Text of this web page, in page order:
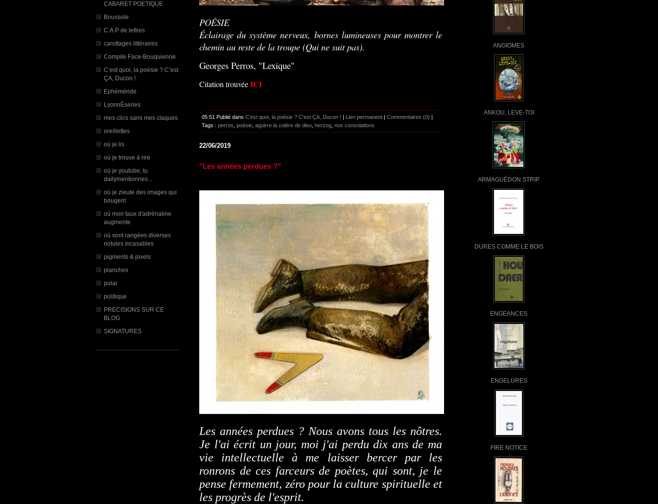
CABARET POETIQUE
Boussole
C.A.P de lettres
carottages littéraires
Compile Face-Bouquienne
C’est quoi, la poésie ? C’est
ÇA, Ducon !
Ephéméride
LyonnÈseries
mes clics sans mes claques
oreillettes
où je lis
où je trouve à rire
où je youtube, tu
dailymentionnes...
où je zieute des images qui
bougent
où mon taux d'adrénaline
augmente
où sont rangées diverses
notules incasables
pigments & pixels
planches
polar
politique
PRECISIONS SUR CE
BLOG
SIGNATURES
ANGIOMES
ANKOU, LEVE-TOI
ARMAGUÉDON STRIP
DURES COMME LE BOIS
ENGEANCES
ENGELURES
FIRE NOTICE
POÉSIE
Éclairage du système nerveux, bornes lumineuses pour montrer le
chemin au reste de la troupe (Qui ne suit pas).
Georges Perros, "Lexique"
Citation trouvéeICI
05:51 Publié dans C’est quoi, la poésie ? C’est ÇA, Ducon ! Lien permanent Commentaires (0)
Tags : perros, poésie, aguirre la colère de dieu, herzog, nos consolations
22/06/2019
"Les années perdues ?"
Les années perdues ? Nous avons tous les nôtres.
Je l'ai écrit un jour, moi j'ai perdu dix ans de ma
vie intellectuelle à me laisser bercer par les
ronrons de ces farceurs de poètes, qui sont, je le
pense fermement, zéro pour la culture spirituelle et
les progrès de l'esprit.